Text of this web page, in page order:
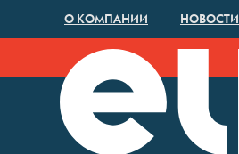
О КОМПАНИИ НОВОСТИ